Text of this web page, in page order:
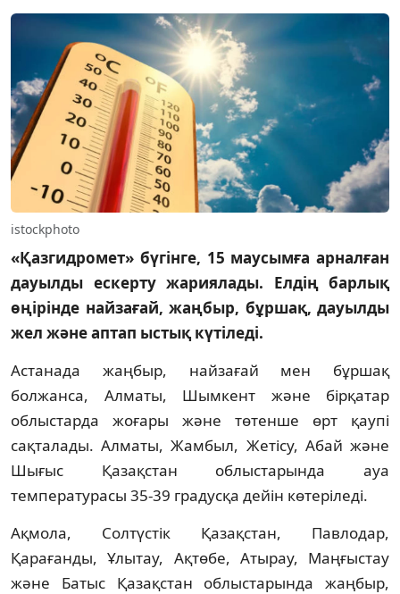
istockphoto
«Қазгидромет» бүгінге, 15 маусымға арналған
дауылды ескерту жариялады. Елдің барлық
өңірінде найзағай, жаңбыр, бұршақ, дауылды
жел және аптап ыстық күтіледі.
Астанада жаңбыр, найзағай мен бұршақ
болжанса, Алматы, Шымкент және бірқатар
облыстарда жоғары және төтенше өрт қаупі
сақталады. Алматы, Жамбыл, Жетісу, Абай және
Шығыс Қазақстан облыстарында ауа
температурасы 35-39 градусқа дейін көтеріледі.
Ақмола, Солтүстік Қазақстан, Павлодар,
Қарағанды, Ұлытау, Ақтөбе, Атырау, Маңғыстау
және Батыс Қазақстан облыстарында жаңбыр,